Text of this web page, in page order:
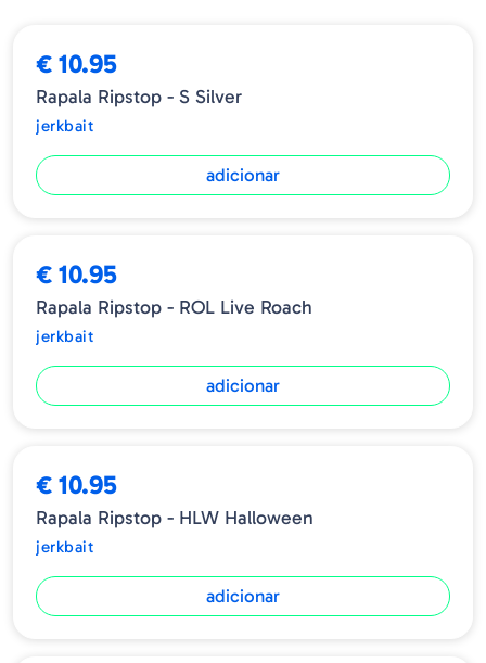
€ 10.95
Rapala Ripstop - S Silver
jerkbait
adicionar
€ 10.95
Rapala Ripstop - ROL Live Roach
jerkbait
adicionar
€ 10.95
Rapala Ripstop - HLW Halloween
jerkbait
adicionar